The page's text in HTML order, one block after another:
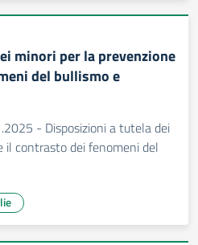
minori per la prevenzione
del bullismo e
- Disposizioni a tutela dei
il contrasto dei fenomeni del